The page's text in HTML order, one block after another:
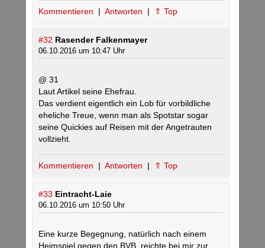
Kommentieren | Antworten | ⇑ Top
#32 Rasender Falkenmayer
06.10.2016 um 10:47 Uhr
@ 31
Laut Artikel seine Ehefrau.
Das verdient eigentlich ein Lob für vorbildliche
eheliche Treue, wenn man als Spotstar sogar
seine Quickies auf Reisen mit der Angetrauten
vollzieht.
Kommentieren | Antworten | ⇑ Top
#33 Eintracht-Laie
06.10.2016 um 10:50 Uhr
Eine kurze Begegnung, natürlich nach einem
Heimspiel gegen den BVB, reichte bei mir zur